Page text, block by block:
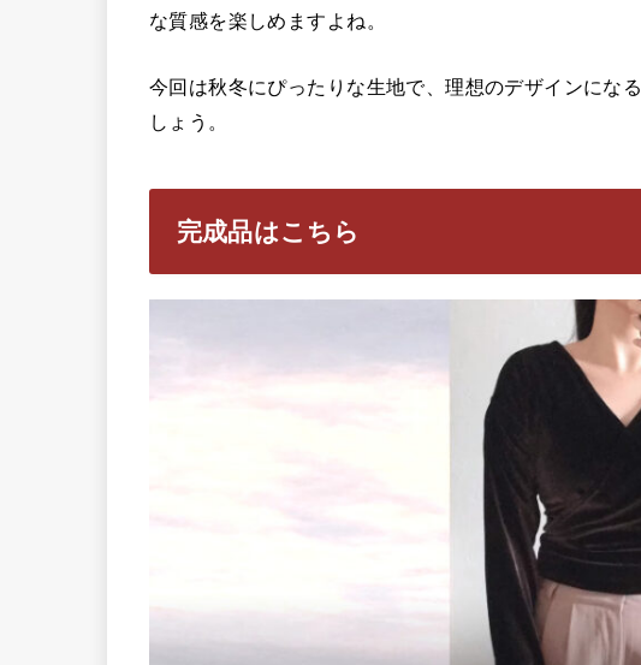
な質感を楽しめますよね。
今回は秋冬にぴったりな生地で、理想のデザインにな
しょう。
完成品はこちら